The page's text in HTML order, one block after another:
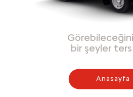
bir şeyler
Anasayfa